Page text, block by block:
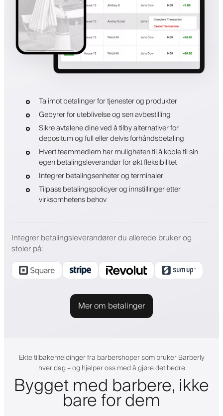
Ta imot betalinger for tjenester og produkter
Gebyrer for uteblivelse og sen avbestilling
Sikre avtalene dine ved å tilby alternativer for
depositum og full eller delvis forhåndsbetaling
Hvert teammedlem har muligheten til å koble til sin
egen betalingsleverandør for økt fleksibilitet
Integrer betalingsenheter og terminaler
Tilpass betalingspolicyer og innstillinger etter
virksomhetens behov
Integrer betalingsleverandører du allerede bruker og
stoler på:
Mer om betalinger
Ekte tilbakemeldinger fra barbershoper som bruker Barberly
hver dag – og hjelper oss med å gjøre det bedre
Bygget med barbere, ikke
bare for dem